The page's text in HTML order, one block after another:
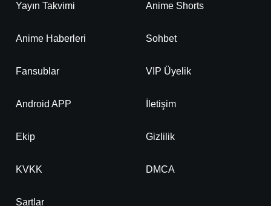
Yayın Takvimi Anime Shorts
Anime Haberleri Sohbet
Fansublar VIP Üyelik
Android APP İletişim
Ekip Gizlilik
KVKK DMCA
Şartlar